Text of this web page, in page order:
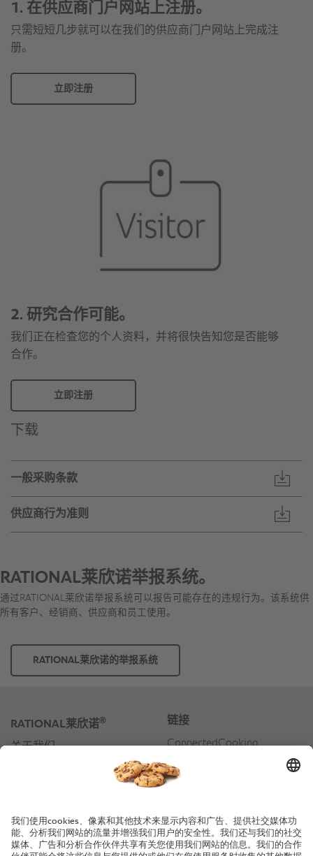
1. 在供应商门户网站上注册。
只需短短几步就可以在我们的供应商门户网站上完成注
册。
立即注册
2. 研究合作可能。
我们正在检查您的个人资料，并将很快告知您是否能够
合作。
立即注册
下载
一般采购条款
供应商行为准则